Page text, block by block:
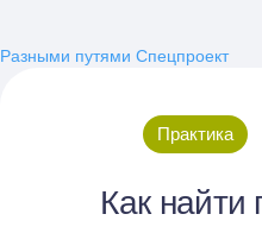
Разными путями Спецпроект
Практика
Как найти